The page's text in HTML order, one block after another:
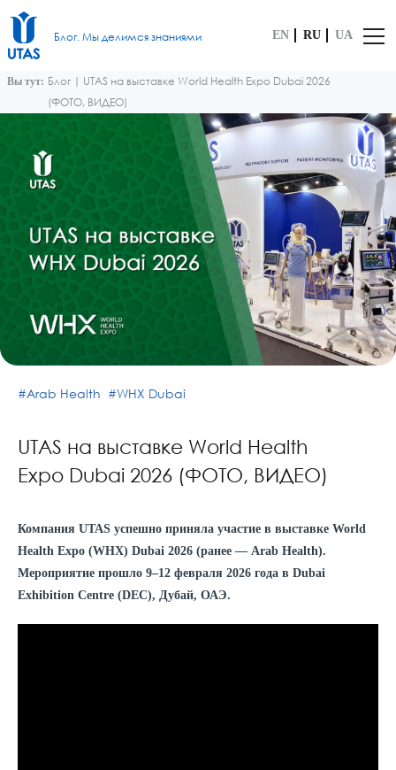
Блог. Мы делимся знаниями EN RU UA
Вы тут: Блог | UTAS на выставке World Health Expo Dubai 2026
(ФОТО, ВИДЕО)
Arab Health WHX Dubai
UTAS на выставке World Health
Expo Dubai 2026 (ФОТО, ВИДЕО)
Компания UTAS успешно приняла участие в выставке World
Health Expo (WHX) Dubai 2026 (ранее — Arab Health).
Мероприятие прошло 9–12 февраля 2026 года в Dubai
Exhibition Centre (DEC), Дубай, ОАЭ.